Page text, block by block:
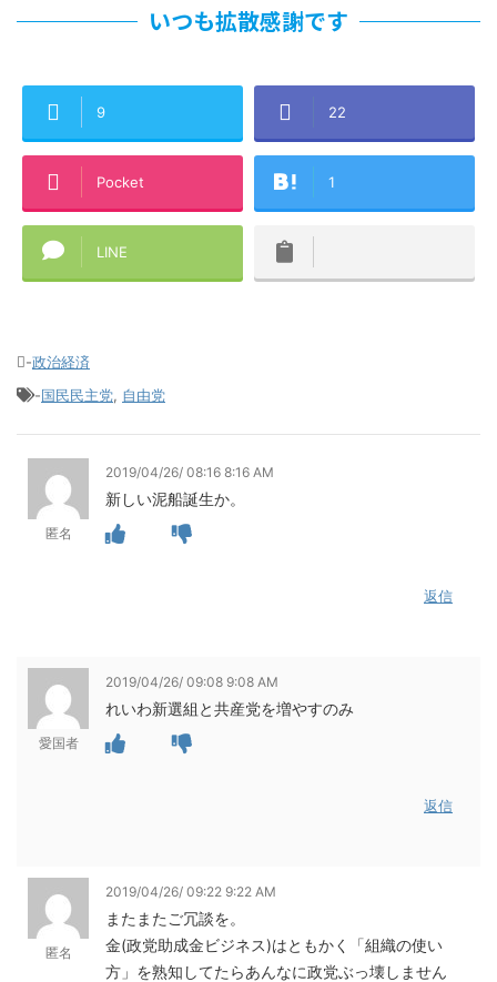
いつも拡散感謝です
9 22
Pocket 1
LINE
-政治経済
-国民民主党, 自由党
匿名
2019/04/26/ 08:16 8:16 AM
新しい泥船誕生か。
返信
愛国者
2019/04/26/ 09:08 9:08 AM
れいわ新選組と共産党を増やすのみ
返信
匿名
2019/04/26/ 09:22 9:22 AM
またまたご冗談を。
金(政党助成金ビジネス)はともかく「組織の使い
方」を熟知してたらあんなに政党ぶっ壊しません